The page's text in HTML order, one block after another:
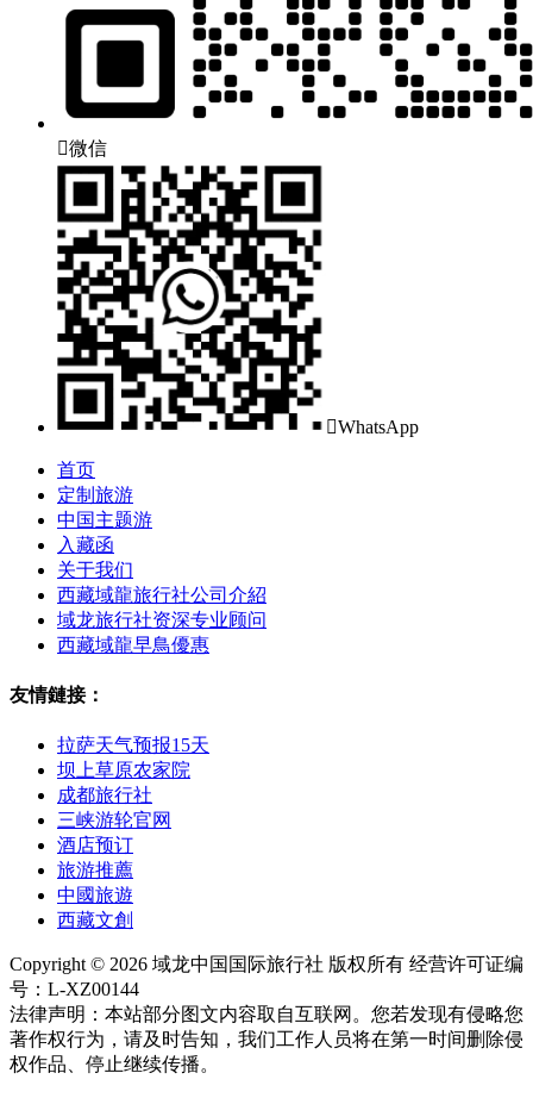
微信
WhatsApp
首页
定制旅游
中国主题游
入藏函
关于我们
西藏域龍旅行社公司介紹
域龙旅行社资深专业顾问
西藏域龍早鳥優惠
友情鏈接：
拉萨天气预报15天
坝上草原农家院
成都旅行社
三峡游轮官网
酒店预订
旅游推薦
中國旅遊
西藏文創
Copyright © 2026 域龙中国国际旅行社 版权所有 经营许可证编
号：L-XZ00144
法律声明：本站部分图文内容取自互联网。您若发现有侵略您
著作权行为，请及时告知，我们工作人员将在第一时间删除侵
权作品、停止继续传播。